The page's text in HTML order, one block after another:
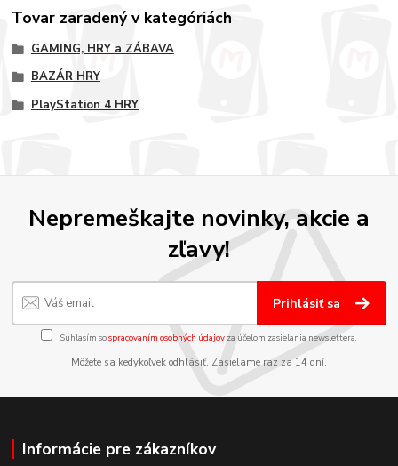
Tovar zaradený v kategóriách
GAMING, HRY a ZÁBAVA
BAZÁR HRY
PlayStation 4 HRY
Nepremeškajte novinky, akcie a
zľavy!
Prihlásiť sa
Súhlasím sospracovaním osobných údajov za účelom zasielania newslettera.
Môžete sa kedykoľvek odhlásiť. Zasielame raz za 14 dní.
Informácie pre zákazníkov